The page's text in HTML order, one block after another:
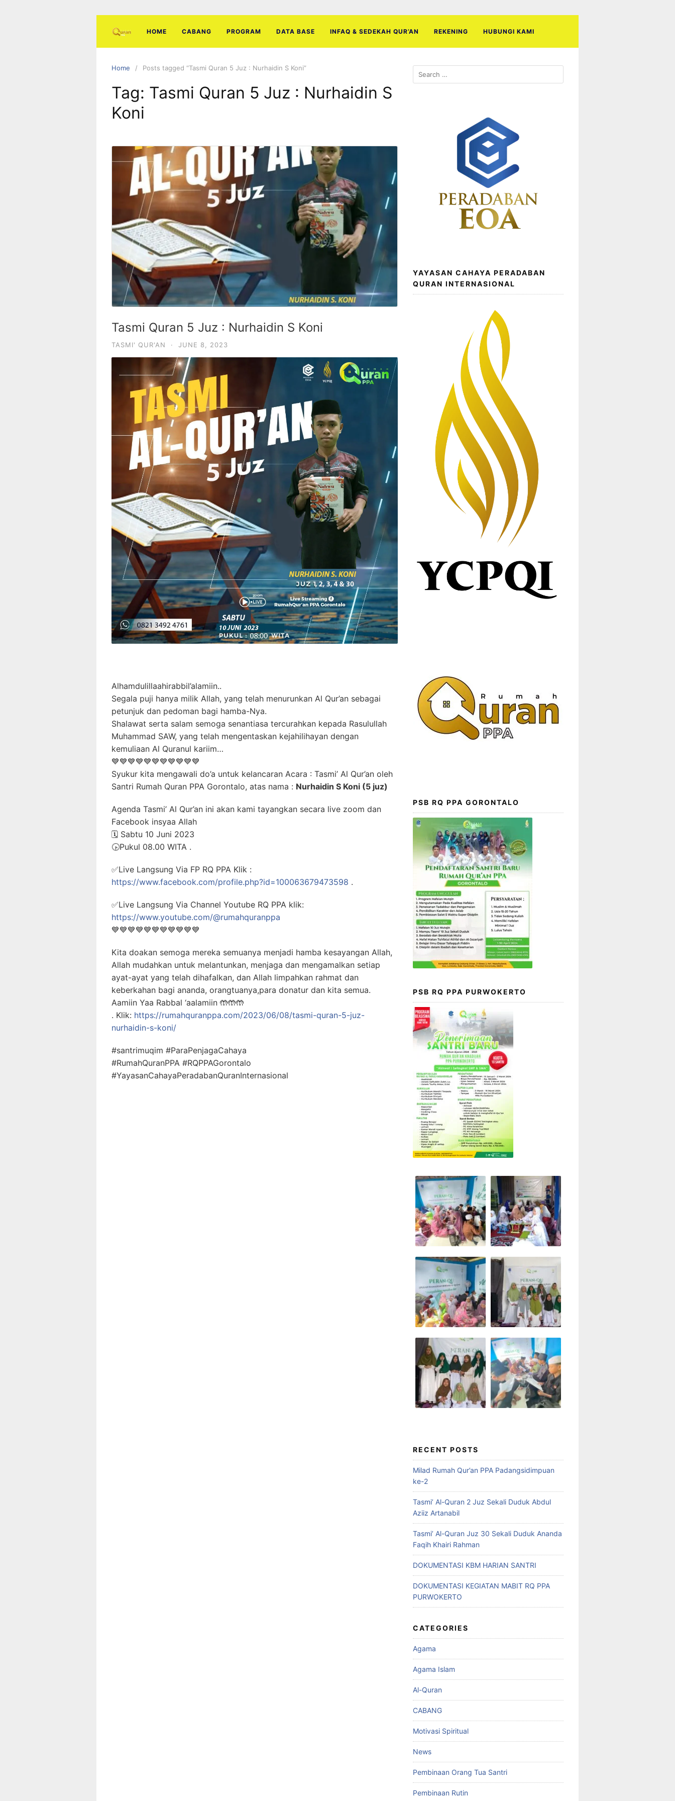
HOME CABANG PROGRAM DATA BASE INFAQ & SEDEKAH QUR’AN REKENING HUBUNGI KAMI
Home Posts tagged “Tasmi Quran 5 Juz : Nurhaidin S Koni”
Tag: Tasmi Quran 5 Juz : Nurhaidin S
Koni
Tasmi Quran 5 Juz : Nurhaidin S Koni
TASMI' QUR'AN · JUNE 8, 2023
Alhamdulillaahirabbil’alamiin..
Segala puji hanya milik Allah, yang telah menurunkan Al Qur’an sebagai
petunjuk dan pedoman bagi hamba-Nya.
Shalawat serta salam semoga senantiasa tercurahkan kepada Rasulullah
Muhammad SAW, yang telah mengentaskan kejahilihayan dengan
kemuliaan Al Quranul kariim…
💙💙💙💙💙💙💙💙💙💙💙
Syukur kita mengawali do’a untuk kelancaran Acara : Tasmi’ Al Qur’an oleh
Santri Rumah Quran PPA Gorontalo, atas nama : Nurhaidin S Koni (5 juz)
Agenda Tasmi’ Al Qur’an ini akan kami tayangkan secara live zoom dan
Facebook insyaa Allah
🗓️ Sabtu 10 Juni 2023
🕟Pukul 08.00 WITA .
✅Live Langsung Via FP RQ PPA Klik :
https://www.facebook.com/profile.php?id=100063679473598 .
✅Live Langsung Via Channel Youtube RQ PPA klik:
https://www.youtube.com/@rumahquranppa
💙💙💙💙💙💙💙💙💙💙💙
Kita doakan semoga mereka semuanya menjadi hamba kesayangan Allah,
Allah mudahkan untuk melantunkan, menjaga dan mengamalkan setiap
ayat-ayat yang telah dihafalkan, dan Allah limpahkan rahmat dan
keberkahan bagi ananda, orangtuanya,para donatur dan kita semua.
Aamiin Yaa Rabbal ‘aalamiin 🤲🤲🤲
. Klik: https://rumahquranppa.com/2023/06/08/tasmi-quran-5-juz-
nurhaidin-s-koni/
#santrimuqim #ParaPenjagaCahaya
#RumahQuranPPA #RQPPAGorontalo
#YayasanCahayaPeradabanQuranInternasional
Search
for:
YAYASAN CAHAYA PERADABAN
QURAN INTERNASIONAL
PSB RQ PPA GORONTALO
PSB RQ PPA PURWOKERTO
RECENT POSTS
Milad Rumah Qur’an PPA Padangsidimpuan
ke-2
Tasmi’ Al-Quran 2 Juz Sekali Duduk Abdul
Aziiz Artanabil
Tasmi’ Al-Quran Juz 30 Sekali Duduk Ananda
Faqih Khairi Rahman
DOKUMENTASI KBM HARIAN SANTRI
DOKUMENTASI KEGIATAN MABIT RQ PPA
PURWOKERTO
CATEGORIES
Agama
Agama Islam
Al-Quran
CABANG
Motivasi Spiritual
News
Pembinaan Orang Tua Santri
Pembinaan Rutin